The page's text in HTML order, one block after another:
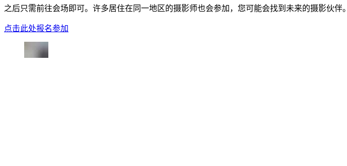
之后只需前往会场即可。许多居住在同一地区的摄影师也会参加，您可能会找到未来的摄影伙伴。
点击此处报名参加